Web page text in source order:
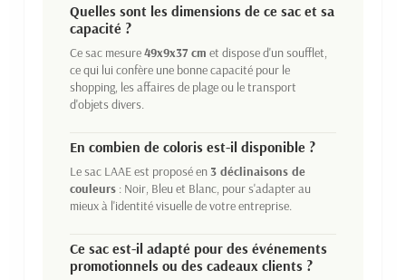
Quelles sont les dimensions de ce sac et sa
capacité ?
Ce sac mesure49x9x37 cm et dispose d'un soufflet,
ce qui lui confère une bonne capacité pour le
shopping, les affaires de plage ou le transport
d'objets divers.
En combien de coloris est-il disponible ?
Le sac LAAE est proposé en3 déclinaisons de
couleurs : Noir, Bleu et Blanc, pour s'adapter au
mieux à l'identité visuelle de votre entreprise.
Ce sac est-il adapté pour des événements
promotionnels ou des cadeaux clients ?